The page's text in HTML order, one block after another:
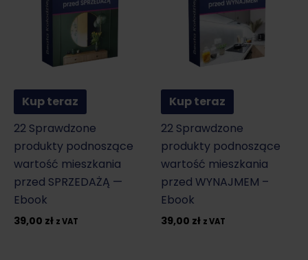
Kup teraz
22 Sprawdzone
produkty podnoszące
wartość mieszkania
przed SPRZEDAŻĄ —
Ebook
39,00 zł z VAT
Kup teraz
22 Sprawdzone
produkty podnoszące
wartość mieszkania
przed WYNAJMEM –
Ebook
39,00 zł z VAT